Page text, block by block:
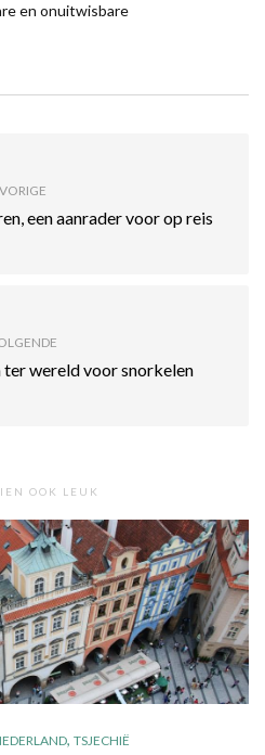
en onuitwisbare
VORIGE
een aanrader voor op reis
wereld voor snorkelen
OOK LEUK
, TSJECHIË